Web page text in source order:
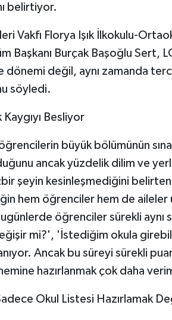
belirtiyor.
Vakfı Florya Işık İlkokulu-
Başkanı Burçak Başoğlu Sert,
dönemi değil, aynı zamanda
söyledi.
Besliyor
büyük bölümünün
ancak yüzdelik dilim ve
şeyin kesinleşmediğini
hem öğrenciler hem de aileler
öğrenciler sürekli aynı
mi?', 'İstediğim okula
Ancak bu süreyi sürekli
hazırlanmak çok daha
Okul Listesi Hazırlamak